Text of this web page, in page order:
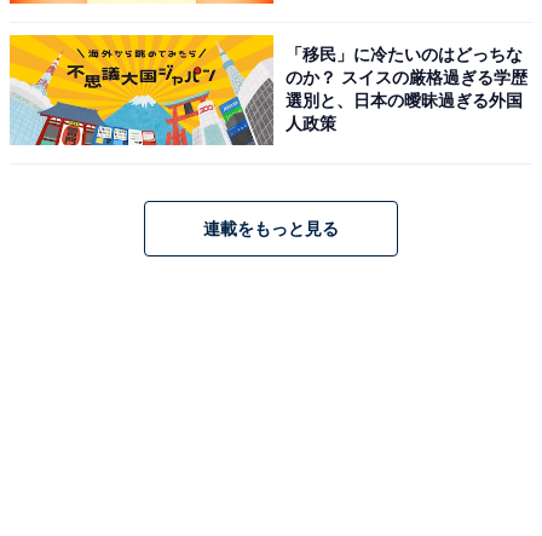
「移民」に冷たいのはどっちな
のか？ スイスの厳格過ぎる学歴
選別と、日本の曖昧過ぎる外国
人政策
連載をもっと見る